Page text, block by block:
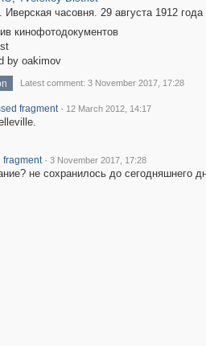
часовня. 29 августа 1912 года
кинофотодокументов
by oakimov
Latest comment: 3 November 2017, 17:28
fragment · 12 March 2012, 14:17
fragment · 3 November 2017, 17:28
не сохранилось до сегодняшнего